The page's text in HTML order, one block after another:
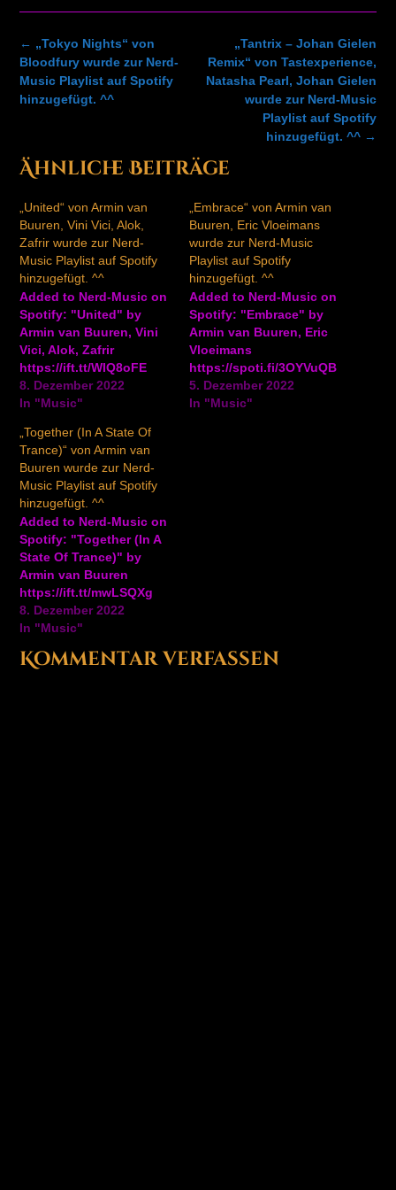
Post
navigation
„Tantrix – Johan Gielen
Remix“ von Tastexperience,
Natasha Pearl, Johan Gielen
wurde zur Nerd-Music
Playlist auf Spotify
hinzugefügt. ^^ →
← „Tokyo Nights“ von
Bloodfury wurde zur Nerd-
Music Playlist auf Spotify
hinzugefügt. ^^
Ähnliche Beiträge
„United“ von Armin van
Buuren, Vini Vici, Alok,
Zafrir wurde zur Nerd-
Music Playlist auf Spotify
hinzugefügt. ^^
Added to Nerd-Music on
Spotify: "United" by
Armin van Buuren, Vini
Vici, Alok, Zafrir
https://ift.tt/WIQ8oFE
8. Dezember 2022
In "Music"
„Embrace“ von Armin van
Buuren, Eric Vloeimans
wurde zur Nerd-Music
Playlist auf Spotify
hinzugefügt. ^^
Added to Nerd-Music on
Spotify: "Embrace" by
Armin van Buuren, Eric
Vloeimans
https://spoti.fi/3OYVuQB
5. Dezember 2022
In "Music"
„Together (In A State Of
Trance)“ von Armin van
Buuren wurde zur Nerd-
Music Playlist auf Spotify
hinzugefügt. ^^
Added to Nerd-Music on
Spotify: "Together (In A
State Of Trance)" by
Armin van Buuren
https://ift.tt/mwLSQXg
8. Dezember 2022
In "Music"
Kommentar verfassen